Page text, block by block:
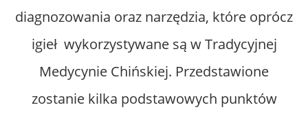
diagnozowania oraz narzędzia, które oprócz
igieł wykorzystywane są w Tradycyjnej
Medycynie Chińskiej. Przedstawione
zostanie kilka podstawowych punktów